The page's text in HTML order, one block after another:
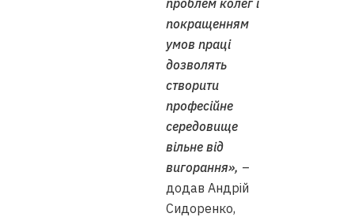
покращенням
умов праці
дозволять
створити
професійне
середовище
вільне від
вигорання», –
додав Андрій
Сидоренко,